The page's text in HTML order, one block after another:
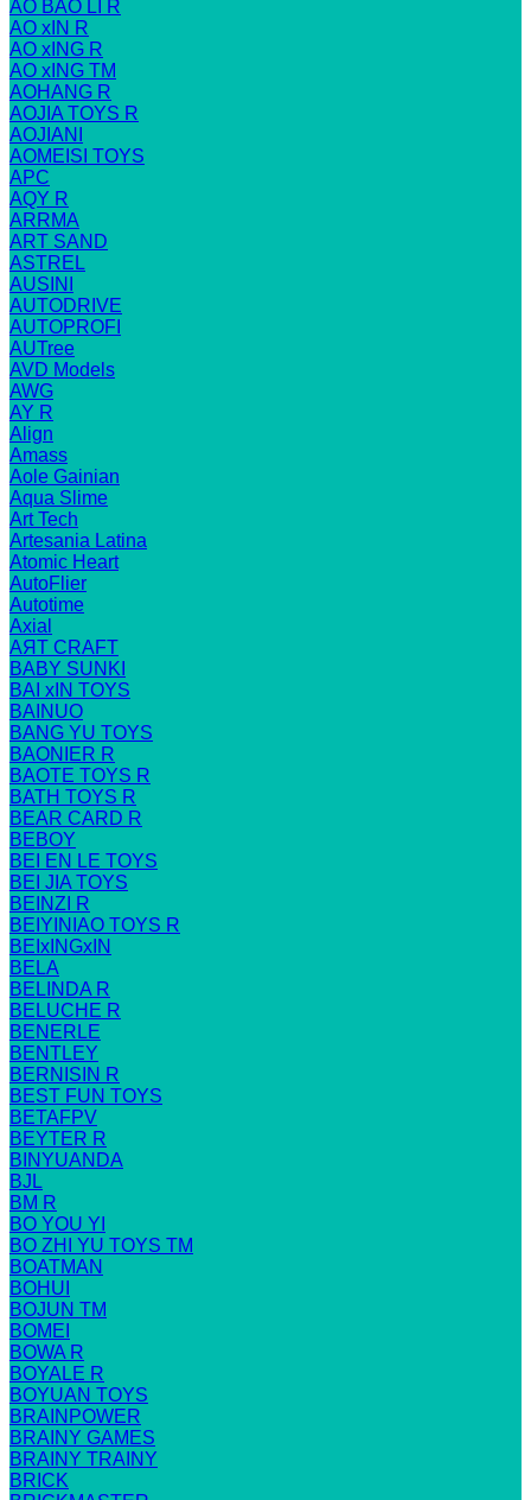
AO BAO LI R
AO xIN R
AO xING R
AO xING TM
AOHANG R
AOJIA TOYS R
AOJIANI
AOMEISI TOYS
APC
AQY R
ARRMA
ART SAND
ASTREL
AUSINI
AUTODRIVE
AUTOPROFI
AUTree
AVD Models
AWG
AY R
Align
Amass
Aole Gainian
Aqua Slime
Art Tech
Artesania Latina
Atomic Heart
AutoFlier
Autotime
Axial
AЯT CRAFT
BABY SUNKI
BAI xIN TOYS
BAINUO
BANG YU TOYS
BAONIER R
BAOTE TOYS R
BATH TOYS R
BEAR CARD R
BEBOY
BEI EN LE TOYS
BEI JIA TOYS
BEINZI R
BEIYINIAO TOYS R
BEIxINGxIN
BELA
BELINDA R
BELUCHE R
BENERLE
BENTLEY
BERNISIN R
BEST FUN TOYS
BETAFPV
BEYTER R
BINYUANDA
BJL
BM R
BO YOU YI
BO ZHI YU TOYS TM
BOATMAN
BOHUI
BOJUN TM
BOMEI
BOWA R
BOYALE R
BOYUAN TOYS
BRAINPOWER
BRAINY GAMES
BRAINY TRAINY
BRICK